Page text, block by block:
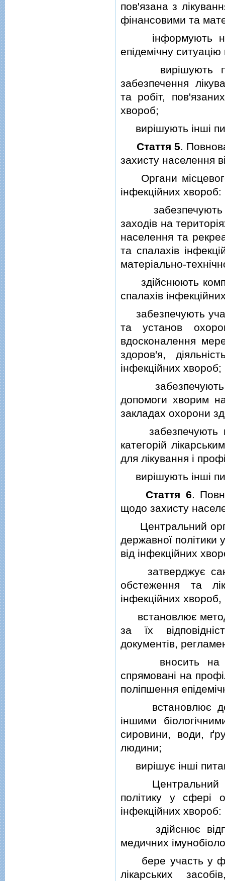
пов'язана з
фiнансовими та
iнформують
епiдемiчну ситуацiю
вирiшують
забезпечення
та робiт,
хвороб;
вирiшують iншi
Стаття 5.
захисту населення
Органи мiсцевого
iнфекцiйних хвороб:
забезпечують
заходiв на
населення та
та спалахiв
матерiально-
здiйснюють
спалахiв
забезпечують
та установ
вдосконалення
здоров'я,
iнфекцiйних хвороб;
забезпечують
допомоги хворим
закладах охорони
забезпечують
категорiй
для лiкування i
вирiшують iншi
Стаття 6.
щодо захисту
Центральний
державної полiтики
вiд iнфекцiйних
затверджує
обстеження та
iнфекцiйних
встановлює
за їх
документiв,
вносить на
спрямованi на
полiпшення
встановлює
iншими
сировини, води,
людини;
вирiшує iншi
Центральний
полiтику у сферi
iнфекцiйних хвороб:
здiйснює
медичних
бере участь у
лiкарських